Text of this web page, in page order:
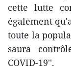
cette lutte
également
toute la
saura
COVID-19''.